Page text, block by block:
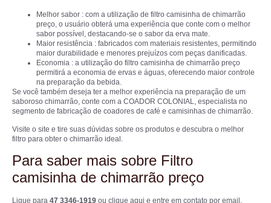
Melhor sabor : com a utilização de filtro camisinha de chimarrão
preço, o usuário obterá uma experiência que conte com o melhor
sabor possível, destacando-se o sabor da erva mate.
Maior resistência : fabricados com materiais resistentes, permitindo
maior durabilidade e menores prejuízos com peças danificadas.
Economia : a utilização do filtro camisinha de chimarrão preço
permitirá a economia de ervas e águas, oferecendo maior controle
na preparação da bebida.
Se você também deseja ter a melhor experiência na preparação de um
saboroso chimarrão, conte com a COADOR COLONIAL, especialista no
segmento de fabricação de coadores de café e camisinhas de chimarrão.
Visite o site e tire suas dúvidas sobre os produtos e descubra o melhor
filtro para obter o chimarrão ideal.
Para saber mais sobre Filtro
camisinha de chimarrão preço
Ligue para 47 3346-1919 ou clique aqui e entre em contato por email.